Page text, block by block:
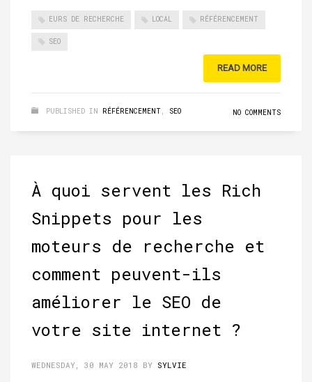
EURS DE RECHERCHE LOCAL RÉFÉRENCEMENT
SEO
READ MORE
PUBLISHED IN RÉFÉRENCEMENT, SEO NO COMMENTS
À quoi servent les Rich
Snippets pour les
moteurs de recherche et
comment peuvent-ils
améliorer le SEO de
votre site internet ?
WEDNESDAY, 30 MAY 2018 BY SYLVIE